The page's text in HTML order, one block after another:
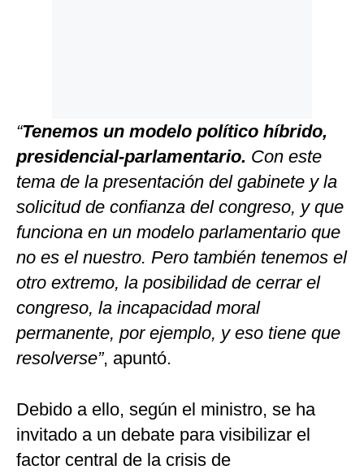
“Tenemos un modelo político híbrido,
presidencial-parlamentario. Con este
tema de la presentación del gabinete y la
solicitud de confianza del congreso, y que
funciona en un modelo parlamentario que
no es el nuestro. Pero también tenemos el
otro extremo, la posibilidad de cerrar el
congreso, la incapacidad moral
permanente, por ejemplo, y eso tiene que
resolverse”, apuntó.
Debido a ello, según el ministro, se ha
invitado a un debate para visibilizar el
factor central de la crisis de